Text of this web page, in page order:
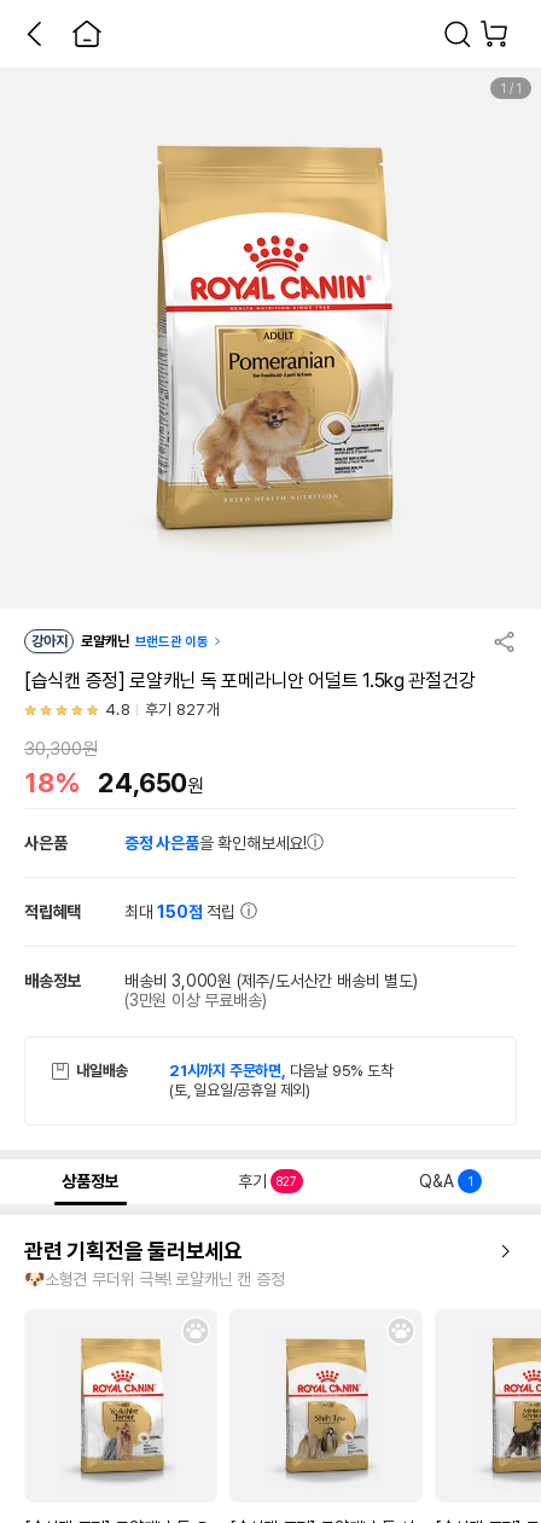
1 / 1
강아지 로얄캐닌 브랜드관 이동
[습식캔 증정] 로얄캐닌 독 포메라니안 어덜트 1.5kg 관절건강
4.8 후기 827개
30,300원
18% 24,650원
사은품 증정 사은품을 확인해보세요!
적립혜택 최대150점 적립
배송정보 배송비 3,000원 (제주/도서산간 배송비 별도)
(3만원 이상 무료배송)
내일배송 21시까지 주문하면, 다음날 95% 도착
(토, 일요일/공휴일 제외)
상품정보 후기 827 Q&A 1
관련 기획전을 둘러보세요
🐶소형견 무더위 극복! 로얄캐닌 캔 증정